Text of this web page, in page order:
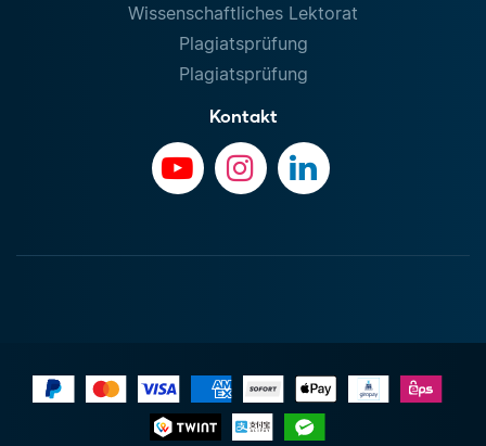
Wissenschaftliches Lektorat
Plagiatsprüfung
Plagiatsprüfung
Kontakt